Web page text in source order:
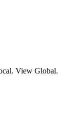
View Global.